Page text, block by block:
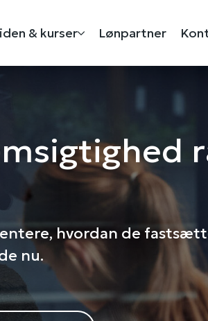
& kurser Lønpartner
hvordan de
nu.